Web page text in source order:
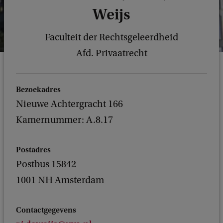
Weijs
Faculteit der Rechtsgeleerdheid
Afd. Privaatrecht
Bezoekadres
Nieuwe Achtergracht 166
Kamernummer: A.8.17
Postadres
Postbus 15842
1001 NH Amsterdam
Contactgegevens